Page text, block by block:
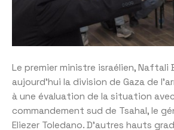
Le premier ministre israélien, Naftali
aujourd’hui la division de Gaza de
à une évaluation de la situation
commandement sud de Tsahal, le
Eliezer Toledano. D’autres hauts